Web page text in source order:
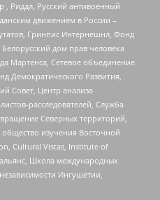
Риддл, Русский антивоенный
движением в России –
Гринпис Интернешнл, Фонд
дом прав человека
Мартенса, Сетевое объединение
Демократического Развития,
Совет, Центр анализа
расследователей, Служба
Северных территорий,
изучения Восточной
Cultural Vistas, Institute of
Школа международных
Ингушетии,